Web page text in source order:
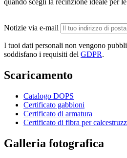
quando scegli la recinzione ideale per
Notizie via e-mail
I tuoi dati personali non vengono
soddisfano i requisiti del GDPR.
Scaricamento
Catalogo DOPS
Certificato gabbioni
Certificato di armatura
Certificato di fibra per
Galleria fotografica